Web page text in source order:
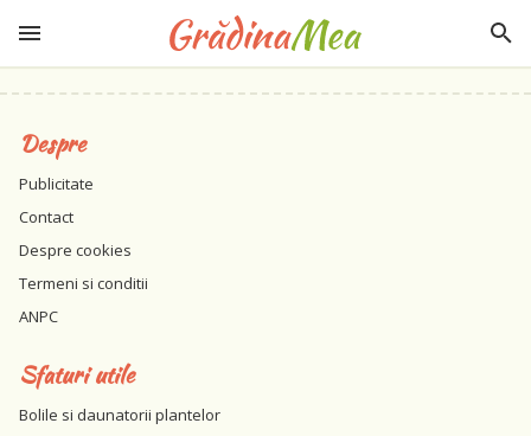
Despre
Publicitate
Contact
Despre cookies
Termeni si conditii
ANPC
Sfaturi utile
Bolile si daunatorii plantelor